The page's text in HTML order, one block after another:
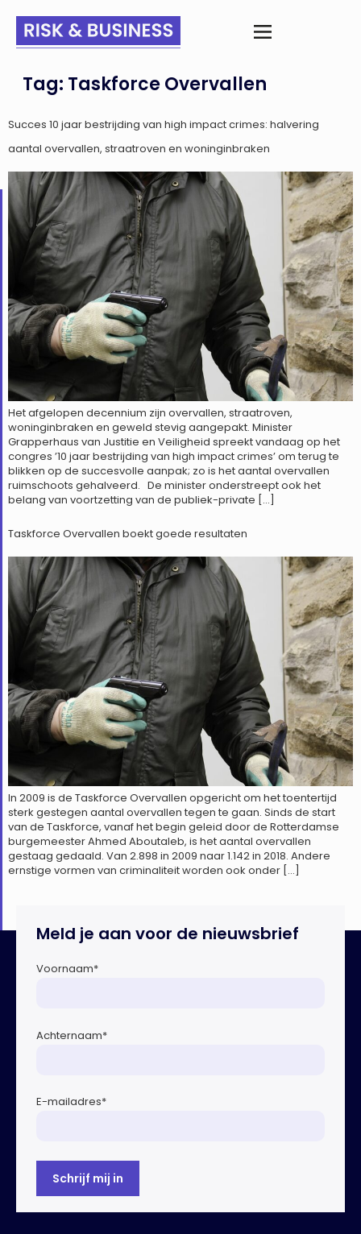
Tag: Taskforce Overvallen
Succes 10 jaar bestrijding van high impact crimes: halvering
aantal overvallen, straatroven en woninginbraken
Het afgelopen decennium zijn overvallen, straatroven,
woninginbraken en geweld stevig aangepakt. Minister
Grapperhaus van Justitie en Veiligheid spreekt vandaag op het
congres ’10 jaar bestrijding van high impact crimes’ om terug te
blikken op de succesvolle aanpak; zo is het aantal overvallen
ruimschoots gehalveerd. De minister onderstreept ook het
belang van voortzetting van de publiek-private […]
Taskforce Overvallen boekt goede resultaten
In 2009 is de Taskforce Overvallen opgericht om het toentertijd
sterk gestegen aantal overvallen tegen te gaan. Sinds de start
van de Taskforce, vanaf het begin geleid door de Rotterdamse
burgemeester Ahmed Aboutaleb, is het aantal overvallen
gestaag gedaald. Van 2.898 in 2009 naar 1.142 in 2018. Andere
ernstige vormen van criminaliteit worden ook onder […]
Meld je aan voor de nieuwsbrief
Voornaam*
Achternaam*
E-mailadres*